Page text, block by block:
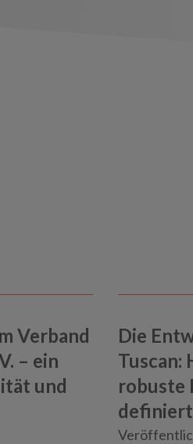
Verband
– ein
und
Die
Tuscan:
robuste
definiert
Knowledge